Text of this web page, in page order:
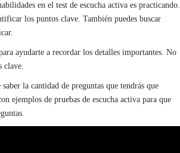
en el test de escucha activa es practicando.
los puntos clave. También puedes buscar
ayudarte a recordar los detalles importantes. No
clave.
la cantidad de preguntas que tendrás que
ejemplos de pruebas de escucha activa para que